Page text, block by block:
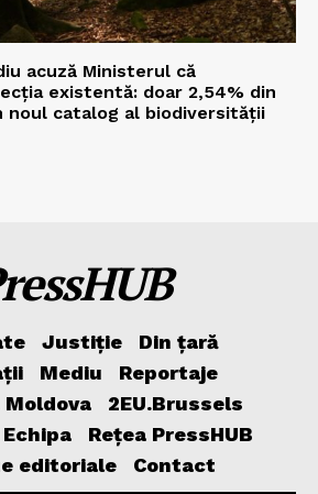
acuză Ministerul că
existentă: doar 2,54% din
noul catalog al biodiversității
Justiție
Din țară
Mediu
Reportaje
2EU.Brussels
Rețea PressHUB
editoriale
Contact